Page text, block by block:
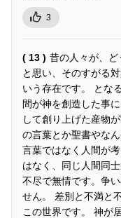
3
( 13 ) 昔の人々が、
と思い、そのすがる
いう存在です。 とな
間が神を創造した事
して創り上げた産物
の言葉とか聖書やな
言葉ではなく人間が
はなく、同じ人間同
不尽で無情です。争
せん。 差別と不満と
この世界です。 神が